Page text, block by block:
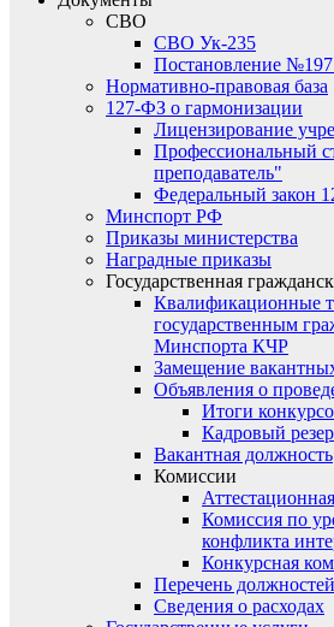
СВО
СВО Ук-235
Постановление
Нормативно-правовая база
127-ФЗ о гармонизации
Лицензирование
Профессиональный
преподаватель"
Федеральный закон
Минспорт РФ
Приказы министерства
Наградные приказы
Государственная
Квалификационные
государственным
Минспорта КЧР
Замещение
Объявления о
Итоги
Кадровый
Вакантная должность
Комиссии
Комиссия по
конфликта
Конкурсная
Перечень должностей
Сведения о расходах